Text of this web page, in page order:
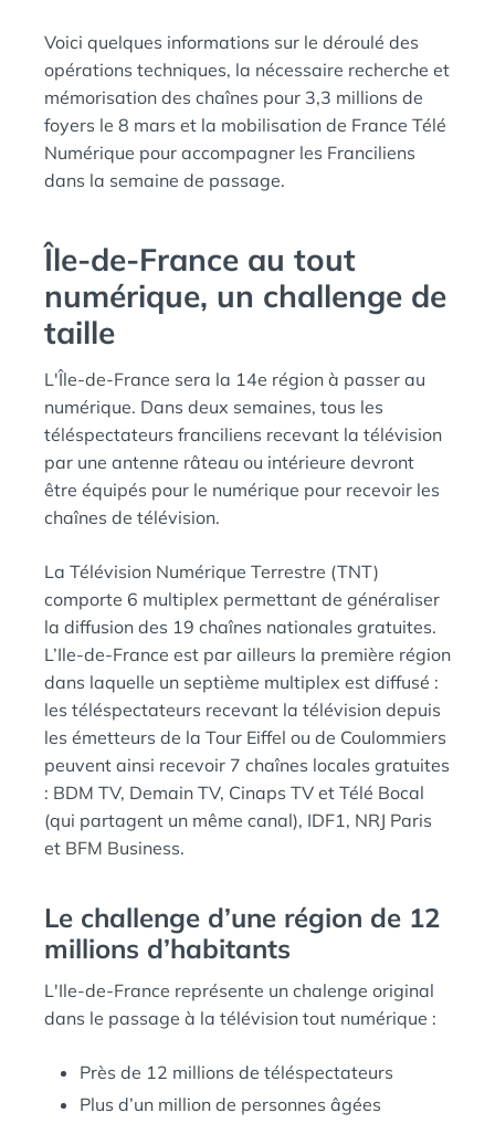
Voici quelques informations sur le déroulé des
opérations techniques, la nécessaire recherche et
mémorisation des chaînes pour 3,3 millions de
foyers le 8 mars et la mobilisation de France Télé
Numérique pour accompagner les Franciliens
dans la semaine de passage.
Île-de-France au tout
numérique, un challenge de
taille
L'Île-de-France sera la 14e région à passer au
numérique. Dans deux semaines, tous les
téléspectateurs franciliens recevant la télévision
par une antenne râteau ou intérieure devront
être équipés pour le numérique pour recevoir les
chaînes de télévision.
La Télévision Numérique Terrestre (TNT)
comporte 6 multiplex permettant de généraliser
la diffusion des 19 chaînes nationales gratuites.
L’Ile-de-France est par ailleurs la première région
dans laquelle un septième multiplex est diffusé :
les téléspectateurs recevant la télévision depuis
les émetteurs de la Tour Eiffel ou de Coulommiers
peuvent ainsi recevoir 7 chaînes locales gratuites
: BDM TV, Demain TV, Cinaps TV et Télé Bocal
(qui partagent un même canal), IDF1, NRJ Paris
et BFM Business.
Le challenge d’une région de 12
millions d’habitants
L'Ile-de-France représente un chalenge original
dans le passage à la télévision tout numérique :
Près de 12 millions de téléspectateurs
Plus d’un million de personnes âgées